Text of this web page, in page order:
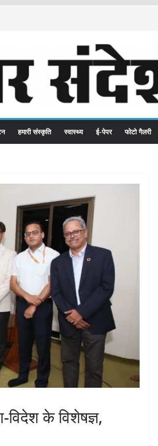
हमारी संस्कृति स्वास्थ्य ई-पेपर फोटो गैलरी
के विशेषज्ञ,